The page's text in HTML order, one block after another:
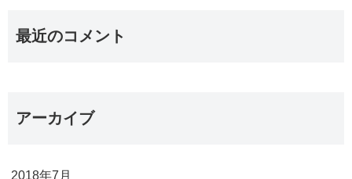
最近のコメント
アーカイブ
2018年7月